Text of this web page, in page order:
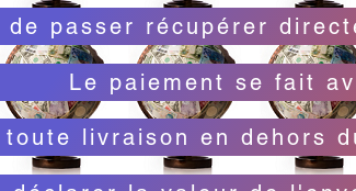
passer récupérer
Le paiement se fait
toute livraison en dehors